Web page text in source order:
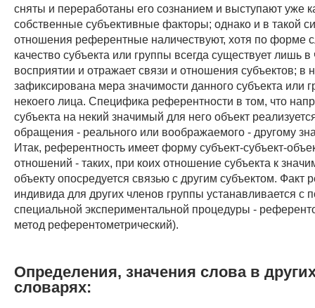
сняты и переработаны его сознанием и выступают уже
собственные субъективные факторы; однако и в такой
отношения референтные наличествуют, хотя по форме
качество субъекта или группы всегда существует лишь в
восприятии и отражает связи и отношения субъектов; в
зафиксирована мера значимости данного субъекта или
некоего лица. Специфика референтности в том, что
субъекта на некий значимый для него объект
обращения - реального или воображаемого - другому
Итак, референтность имеет форму субъект-субъект-
отношений - таких, при коих отношение субъекта к
объекту опосредуется связью с другим субъектом. Факт
индивида для других членов группы устанавливается с
специальной экспериментальной процедуры -
метод референтометрический).
Определения, значения слова в
словарях: